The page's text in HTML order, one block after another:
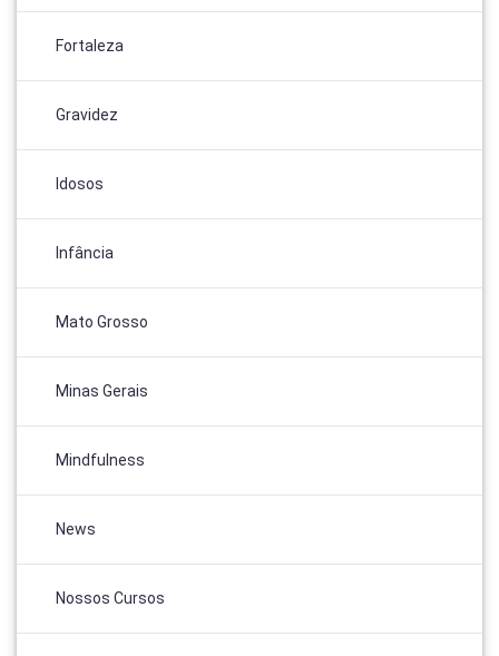
Fortaleza
Gravidez
Idosos
Infância
Mato Grosso
Minas Gerais
Mindfulness
News
Nossos Cursos